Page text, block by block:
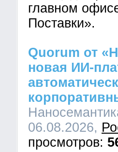
главном
Поставки».
Quorum от
новая ИИ-
06.08.2026,